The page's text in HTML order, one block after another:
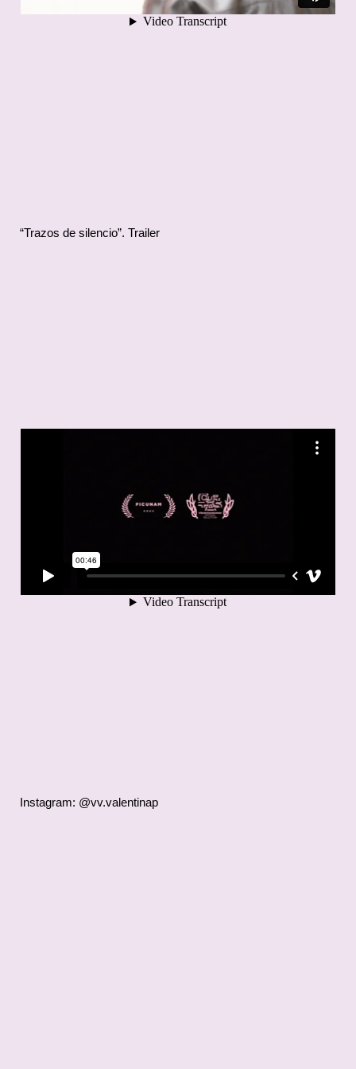
“Trazos de silencio”. Trailer
Instagram: @vv.valentinap